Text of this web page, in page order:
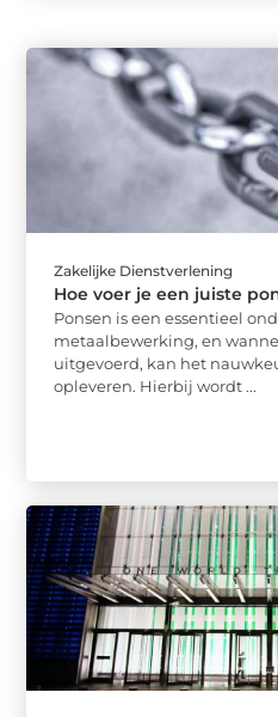
Zakelijke Dienstverlening
Hoe voer je een juiste
Ponsen is een essentieel
metaalbewerking, en
uitgevoerd, kan het
opleveren. Hierbij wordt ...